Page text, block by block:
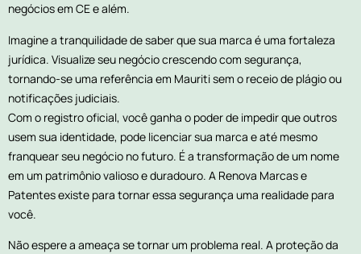
negócios em CE e além.
Imagine a tranquilidade de saber que sua marca é uma fortaleza
jurídica. Visualize seu negócio crescendo com segurança,
tornando-se uma referência em Mauriti sem o receio de plágio ou
notificações judiciais.
Com o registro oficial, você ganha o poder de impedir que outros
usem sua identidade, pode licenciar sua marca e até mesmo
franquear seu negócio no futuro. É a transformação de um nome
em um patrimônio valioso e duradouro. A Renova Marcas e
Patentes existe para tornar essa segurança uma realidade para
você.
Não espere a ameaça se tornar um problema real. A proteção da